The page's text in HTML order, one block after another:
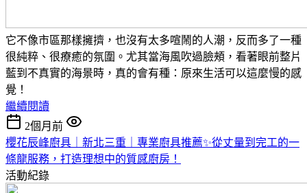
它不像市區那樣擁擠，也沒有太多喧鬧的人潮，反而多了一種
很純粹、很療癒的氛圍。 尤其當海風吹過臉頰，看著眼前整片
藍到不真實的海景時，真的會有種： 原來生活可以這麼慢的感
覺！
繼續閱讀
2個月前
櫻花辰峰廚具｜新北三重｜專業廚具推薦✨從丈量到完工的一
條龍服務，打造理想中的質感廚房！
活動紀錄